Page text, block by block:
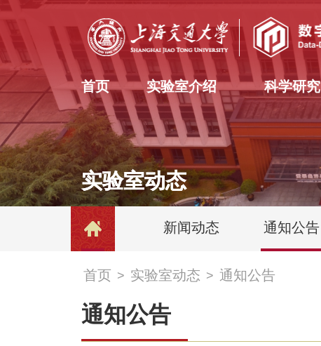
首页 实验室介绍 科学研究
实验室动态
实验室动态
新闻动态 通知公告
首页 > 实验室动态 > 通知公告
通知公告